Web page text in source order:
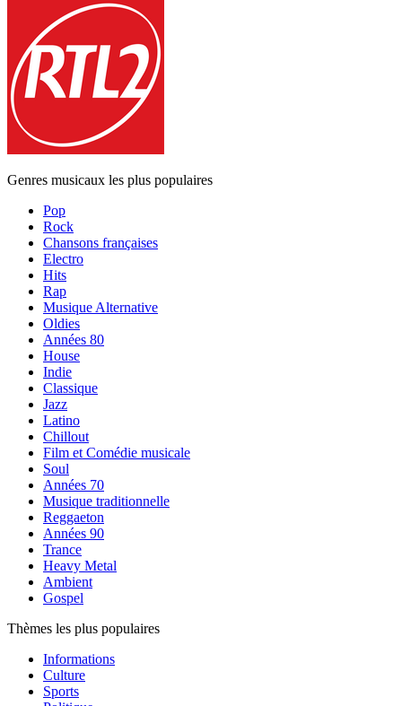
Genres musicaux les plus populaires
Pop
Rock
Chansons françaises
Electro
Hits
Rap
Musique Alternative
Oldies
Années 80
House
Indie
Classique
Jazz
Latino
Chillout
Film et Comédie musicale
Soul
Années 70
Musique traditionnelle
Reggaeton
Années 90
Trance
Heavy Metal
Ambient
Gospel
Thèmes les plus populaires
Informations
Culture
Sports